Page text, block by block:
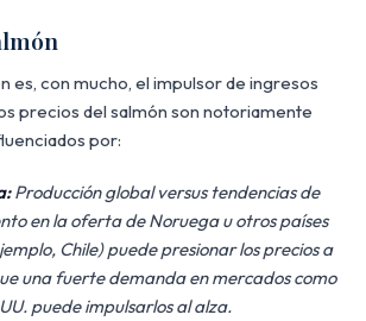
es, con mucho, el impulsor de ingresos
precios del salmón son notoriamente
por:
Producción global versus tendencias de
en la oferta de Noruega u otros países
Chile) puede presionar los precios a
una fuerte demanda en mercados como
puede impulsarlos al alza.